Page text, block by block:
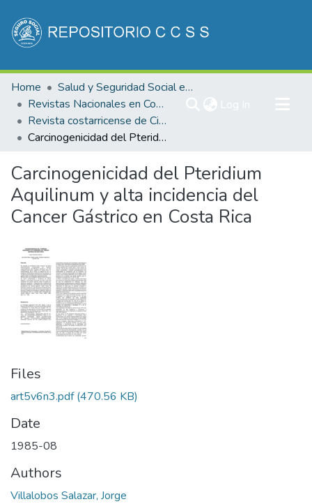
Communities & Collections
All of DSpace
Statistics
Home
Salud y Seguridad Social en Costa Rica
Revistas Nacionales en Costa Rica
Revista costarricense de Ciencias Médicas
Carcinogenicidad del Pteridium Aquilinum y alta incidencia del Cancer Gástrico en Costa Rica
Carcinogenicidad del Pteridium
Aquilinum y alta incidencia del
Cancer Gástrico en Costa Rica
Files
art5v6n3.pdf(470.56 KB)
Date
1985-08
Authors
Villalobos Salazar, Jorge